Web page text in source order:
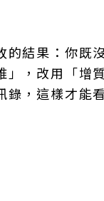
的結果：你既
」，改用「增
錄，這樣才能